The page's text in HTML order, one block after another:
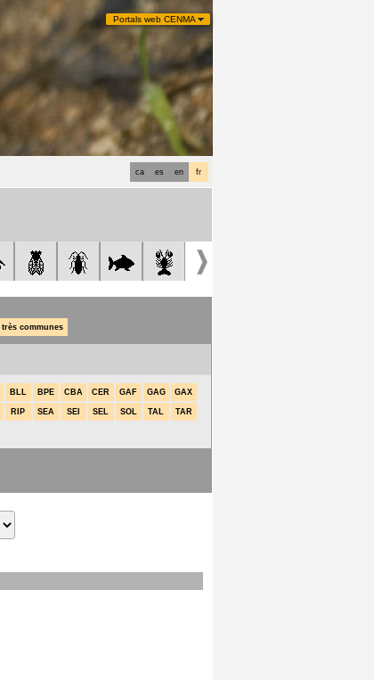
Portals web CENMA
fr
en
es
ca
très communes
BLL BPE CBA CER GAF GAG GAX
RIP SEA SEI SEL SOL TAL TAR